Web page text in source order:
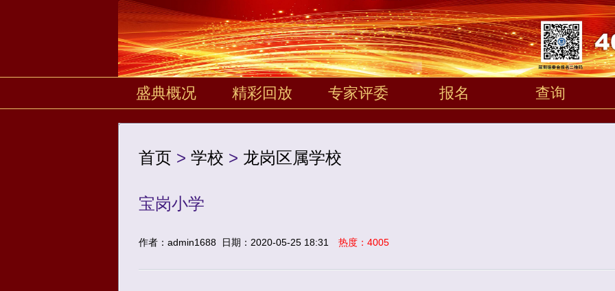
盛典概况 精彩回放 专家评委 报名 查询
首页 > 学校 > 龙岗区属学校
宝岗小学
作者：admin1688 日期：2020-05-25 18:31 热度：4005